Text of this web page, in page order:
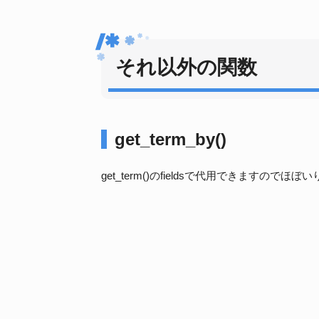
それ以外の関数
get_term_by()
get_term()のfieldsで代用できますのでほぼい